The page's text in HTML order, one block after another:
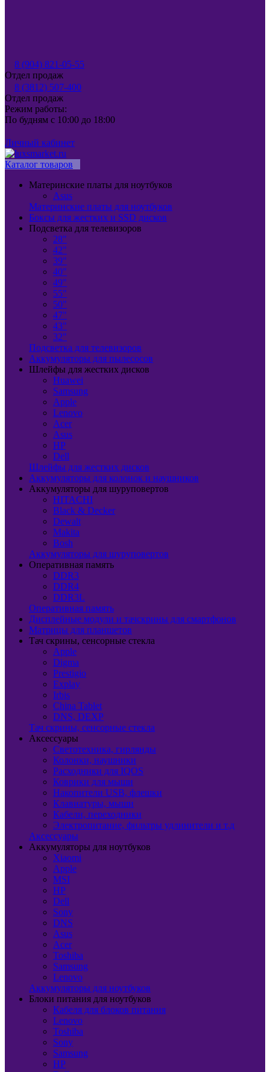
8 (904) 821-05-55
Отдел продаж
8 (3812) 507-400
Отдел продаж
Режим работы:
По будням с 10:00 до 18:00
Личный кабинет
Каталог товаров
Материнские платы для ноутбуков
Asus
Материнские платы для ноутбуков
Боксы для жестких и SSD дисков
Подсветка для телевизоров
28"
42"
39"
40"
49"
55"
50"
47"
43"
32"
Подсветка для телевизоров
Аккумуляторы для пылесосов
Шлейфы для жестких дисков
Huawei
Samsung
Apple
Lenovo
Acer
Asus
HP
Dell
Шлейфы для жестких дисков
Аккумуляторы для колонок и наушников
Аккумуляторы для шуруповертов
HITACHI
Black & Decker
Dewalt
Makita
Bosh
Аккумуляторы для шуруповертов
Оперативная память
DDR3
DDR4
DDR3L
Оперативная память
Дисплейные модули и тачскрины для смартфонов
Матрицы для планшетов
Тач скрины, сенсорные стекла
Apple
Digma
Prestigio
Explay
Irbis
China Tablet
DNS, DEXP
Тач скрины, сенсорные стекла
Аксессуары
Светотехника, гирлянды
Колонки, наушники
Расходники для IQOS
Коврики для мыши
Накопители USB, флешки
Клавиатуры, мыши
Кабели, переходники
Электропитание, фильтры удлинители и т.д
Аксессуары
Аккумуляторы для ноутбуков
Xiaomi
Apple
MSI
HP
Dell
Sony
DNS
Asus
Acer
Toshiba
Samsung
Lenovo
Аккумуляторы для ноутбуков
Блоки питания для ноутбуков
Кабеля для блоков питания
Lenovo
Toshiba
Sony
Samsung
HP